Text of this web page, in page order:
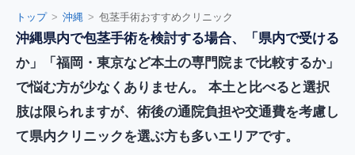
トップ 沖縄 包茎手術おすすめクリニック
沖縄県内で包茎手術を検討する場合、「県内で受ける
か」「福岡・東京など本土の専門院まで比較するか」
で悩む方が少なくありません。 本土と比べると選択
肢は限られますが、術後の通院負担や交通費を考慮し
て県内クリニックを選ぶ方も多いエリアです。